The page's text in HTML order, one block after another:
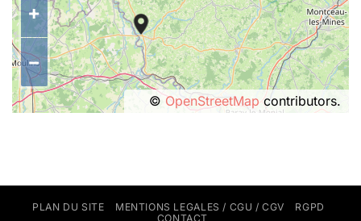
+
−
©OpenStreetMapcontributors.
PLAN DU SITE MENTIONS LEGALES / CGU / CGV
RGPD
CONTACT